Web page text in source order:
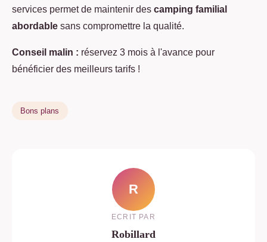
services permet de maintenir des camping familial
abordable sans compromettre la qualité.
Conseil malin : réservez 3 mois à l'avance pour
bénéficier des meilleurs tarifs !
Bons plans
R
ECRIT PAR
Robillard